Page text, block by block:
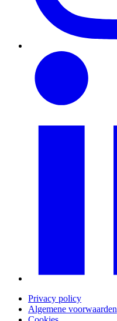
Privacy policy
Algemene voorwaarden